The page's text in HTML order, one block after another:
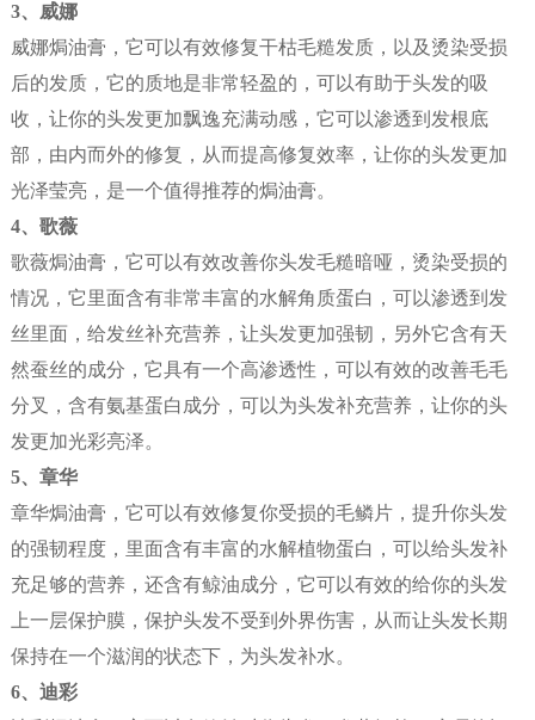
3、威娜
威娜焗油膏，它可以有效修复干枯毛糙发质，以及烫染受损
后的发质，它的质地是非常轻盈的，可以有助于头发的吸
收，让你的头发更加飘逸充满动感，它可以渗透到发根底
部，由内而外的修复，从而提高修复效率，让你的头发更加
光泽莹亮，是一个值得推荐的焗油膏。
4、歌薇
歌薇焗油膏，它可以有效改善你头发毛糙暗哑，烫染受损的
情况，它里面含有非常丰富的水解角质蛋白，可以渗透到发
丝里面，给发丝补充营养，让头发更加强韧，另外它含有天
然蚕丝的成分，它具有一个高渗透性，可以有效的改善毛毛
分叉，含有氨基蛋白成分，可以为头发补充营养，让你的头
发更加光彩亮泽。
5、章华
章华焗油膏，它可以有效修复你受损的毛鳞片，提升你头发
的强韧程度，里面含有丰富的水解植物蛋白，可以给头发补
充足够的营养，还含有鲸油成分，它可以有效的给你的头发
上一层保护膜，保护头发不受到外界伤害，从而让头发长期
保持在一个滋润的状态下，为头发补水。
6、迪彩